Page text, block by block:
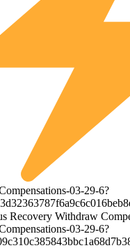
03-29-6?
Recovery Withdraw
03-29-6?